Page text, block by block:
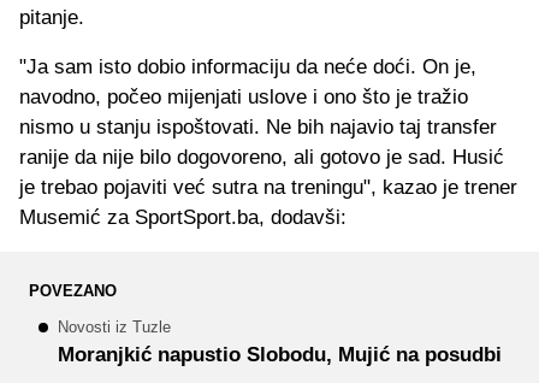
pitanje.
"Ja sam isto dobio informaciju da neće doći. On je,
navodno, počeo mijenjati uslove i ono što je tražio
nismo u stanju ispoštovati. Ne bih najavio taj transfer
ranije da nije bilo dogovoreno, ali gotovo je sad. Husić
je trebao pojaviti već sutra na treningu", kazao je trener
Musemić za SportSport.ba, dodavši:
POVEZANO
Novosti iz Tuzle
Moranjkić napustio Slobodu, Mujić na posudbi